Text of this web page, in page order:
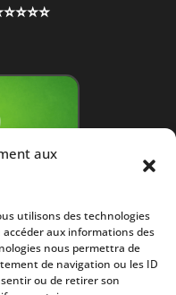
aux
utilisons des technologies
aux informations des
nous permettra de
de navigation ou les ID
ou de retirer son